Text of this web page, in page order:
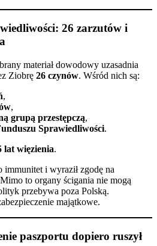
: 26 zarzutów i
materiał dowodowy uzasadnia
Ziobrę 26 czynów. Wśród nich są:
,
,
grupą przestępczą,
Sprawiedliwości.
lat więzienia.
immunitet i wyraził zgodę na
to organy ścigania nie mogą
przebywa poza Polską.
majątkowe.
paszportu dopiero ruszył